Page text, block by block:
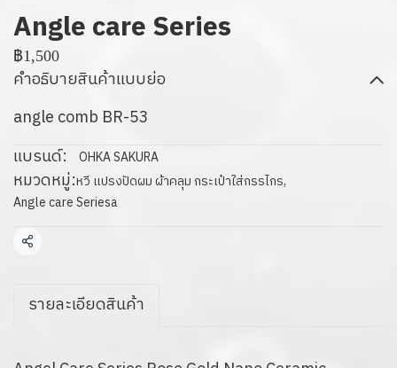
Angle care Series
฿1,500
คำอธิบายสินค้าแบบย่อ
angle comb BR-53
แบรนด์:
OHKA SAKURA
หมวดหมู่:หวี แปรงปัดผม ผ้าคลุม กระเป๋าใส่กรรไกร,
Angle care Seriesa
แชร์
รายละเอียดสินค้า